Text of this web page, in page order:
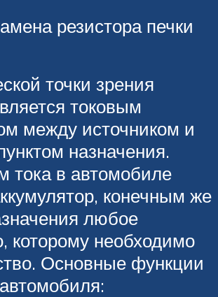
резистора печки
точки зрения
токовым
между источником и
назначения.
тока в автомобиле
конечным же
любое
которому необходимо
Основные функции